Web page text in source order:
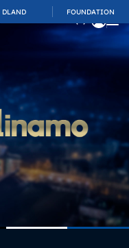
DLAND FOUNDATION